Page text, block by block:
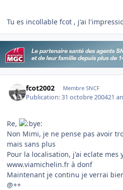
Tu es incollable fcot , j'ai
fcot2002 Membre SNCF
Publication:31 octobre 200421
Re,
Non Mimi, je ne pense pas avoir
mais sans plus
Pour la localisation, j'ai eclate mes
www.viamichelin.fr à donf
Maintenant je continu je verrai
@++